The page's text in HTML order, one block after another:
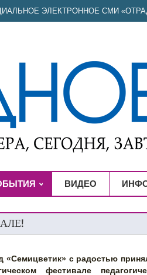
ЭЛЕКТРОННОЕ СМИ
ВИДЕО
«Семицветик» с радостью
фестивале